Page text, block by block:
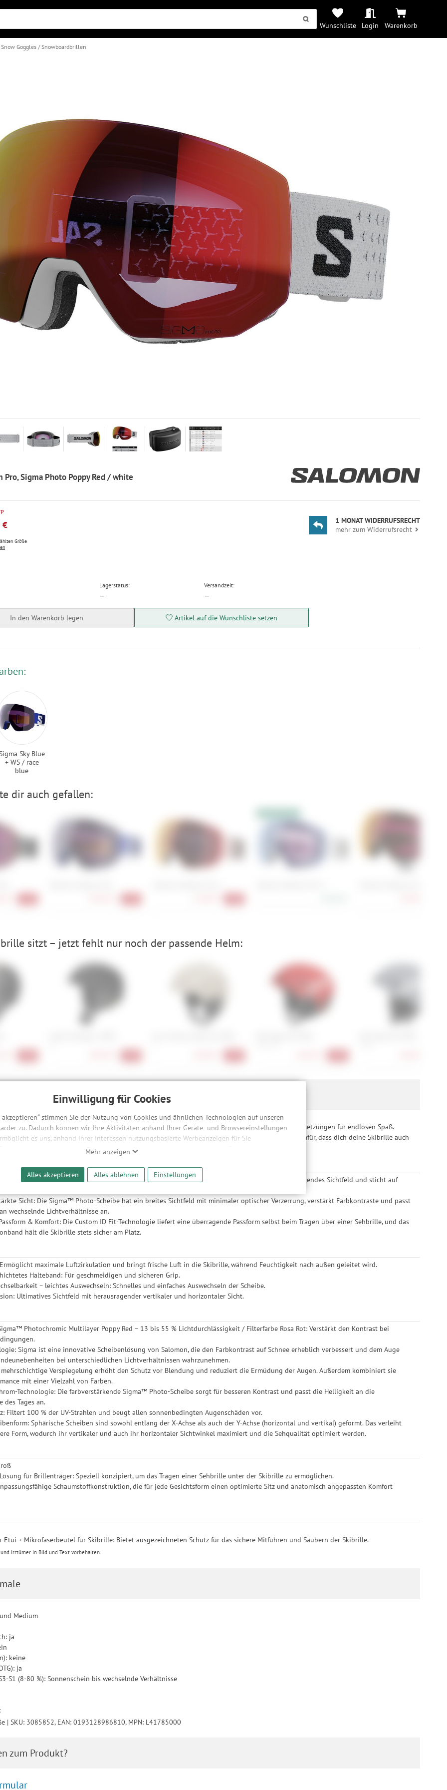
Wunschliste Login Warenkorb
Einwilligung für Cookies
stimmen Sie der Nutzung von Cookies und ähnlichen Technologien auf unseren
zu. Dadurch können wir Ihre Aktivitäten anhand Ihrer Geräte- und Browsereinstellungen
es uns, anhand ihrer Interessen nutzungsbasierte Werbeanzeigen für Sie
unserer Website sicherzustellen und stetig zu verbessern. Dabei werden Ihre
und Werbepartner weitergegeben. Die Verarbeitung erfolgt ausschließlich zum Zwecke
Inhalten und der Durchführung von statistischer Analyse, Reichweitenmessungen,
und nutzungsbasierter Werbung. Informationen zu den einzelnen Funktionen, den
nicht erforderlich und gilt, bis sie widerrufen wird. Sie können Ihre Einwilligung unter
für bestimmte Drittanbieter erteilen und jederzeit für die Zukunft widerrufen.
Mehr anzeigen
Alles akzeptieren Alles ablehnen Einstellungen
Goggles Snowboardbrillen
Pro, Sigma Photo Poppy Red / white
€
Größe
Lagerstatus:
—
Versandzeit:
—
In den Warenkorb legen Artikel auf die Wunschliste setzen
1 MONAT WIDERRUFSRECHT
mehr zum Widerrufsrecht
Sky Blue
+ WS / race
blue
dir auch gefallen:
sitzt – jetzt fehlt nur noch der passende Helm:
die starke Leistung, Komfort und Style wollen. Diese rahmenlose Skibrille erfüllt alle Voraussetzungen für endlosen Spaß.
und eine farbverstärkende, selbstanpassende Sigma™ Photo-Scheibe mit Anti Fog+ sorgen dafür, dass dich deine Skibrille auch
niemals im Stich lässt.
der überall auffällt: Klar sehen, toll aussehen und sich super fühlen! Diese Skibrille hat ein hervorragendes Sichtfeld und sticht auf
Sicht: Die Sigma™ Photo-Scheibe hat ein breites Sichtfeld mit minimaler optischer Verzerrung, verstärkt Farbkontraste und passt
wechselnde Lichtverhältnisse an.
& Komfort: Die Custom ID Fit-Technologie liefert eine überragende Passform selbst beim Tragen über einer Sehbrille, und das
hält die Skibrille stets sicher am Platz.
maximale Luftzirkulation und bringt frische Luft in die Skibrille, während Feuchtigkeit nach außen geleitet wird.
Halteband: Für geschmeidigen und sicheren Grip.
– leichtes Auswechseln: Schnelles und einfaches Auswechseln der Scheibe.
Ultimatives Sichtfeld mit herausragender vertikaler und horizontaler Sicht.
Photochromic Multilayer Poppy Red – 13 bis 55 % Lichtdurchlässigkeit / Filterfarbe Rosa Rot: Verstärkt den Kontrast bei
Sigma ist eine innovative Scheibenlösung von Salomon, die den Farbkontrast auf Schnee erheblich verbessert und dem Auge
bei unterschiedlichen Lichtverhältnissen wahrzunehmen.
Verspiegelung erhöht den Schutz vor Blendung und reduziert die Ermüdung der Augen. Außerdem kombiniert sie
mit einer Vielzahl von Farben.
Technologie: Die farbverstärkende Sigma™ Photo-Scheibe sorgt für besseren Kontrast und passt die Helligkeit an die
des Tages an.
Filtert 100 % der UV-Strahlen und beugt allen sonnenbedingten Augenschäden vor.
Sphärische Scheiben sind sowohl entlang der X-Achse als auch der Y-Achse (horizontal und vertikal) geformt. Das verleiht
Form, wodurch ihr vertikaler und auch ihr horizontaler Sichtwinkel maximiert und die Sehqualität optimiert werden.
für Brillenträger: Speziell konzipiert, um das Tragen einer Sehbrille unter der Skibrille zu ermöglichen.
Schaumstoffkonstruktion, die für jede Gesichtsform einen optimierte Sitz und anatomisch angepassten Komfort
Etui + Mikrofaserbeutel für Skibrille: Bietet ausgezeichneten Schutz für das sichere Mitführen und Säubern der Skibrille.
Irrtümer in Bild und Text vorbehalten.
Medium
ja
keine
ja
S1 (8-80 %): Sonnenschein bis wechselnde Verhältnisse
| SKU: 3085852, EAN: 0193128986810, MPN: L41785000
zum Produkt?